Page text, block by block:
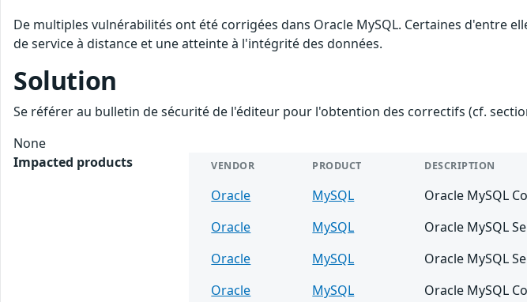
De multiples vulnérabilités ont été corrigées dans Oracle MySQL. Certaines
de service à distance et une atteinte à l'intégrité des données.
Solution
Se référer au bulletin de sécurité de l'éditeur pour l'obtention des correctifs (cf.
None
Impacted products
VENDOR PRODUCT DESCRIPTION
Oracle MySQL
Oracle MySQL
Oracle
MySQL
Oracle MySQL
Oracle
MySQL
Oracle MySQL
Oracle
MySQL
Oracle MySQL